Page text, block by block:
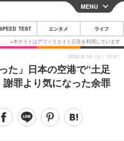
CLOSE
スマートフォン
ガジェット・ツール
その他
映画・ドラマ
MENU
TEST エンタメ ライフ
た」日本の空港で“土足
罪より気になった余罪
2026.5.16（土）10:47